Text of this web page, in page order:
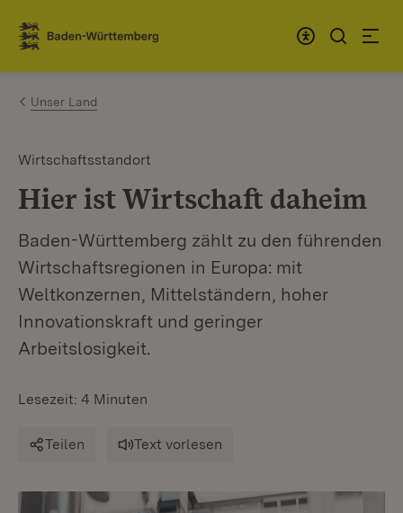
Zum Inhalt springen
Link zur Startseite
Unser Land
Wirtschaftsstandort
Hier ist Wirtschaft daheim
Baden-Württemberg zählt zu den führenden
Wirtschaftsregionen in Europa: mit
Weltkonzernen, Mittelständern, hoher
Innovationskraft und geringer
Arbeitslosigkeit.
Lesezeit: 4 Minuten
Teilen Text vorlesen